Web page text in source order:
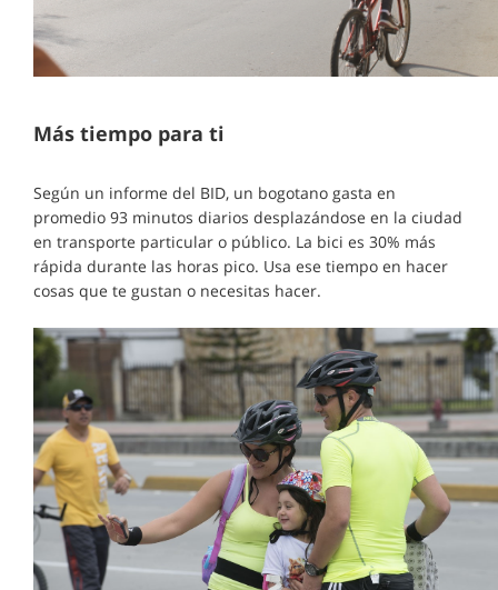
Más tiempo para ti
Según un informe del BID, un bogotano gasta en
promedio 93 minutos diarios desplazándose en la ciudad
en transporte particular o público. La bici es 30% más
rápida durante las horas pico. Usa ese tiempo en hacer
cosas que te gustan o necesitas hacer.